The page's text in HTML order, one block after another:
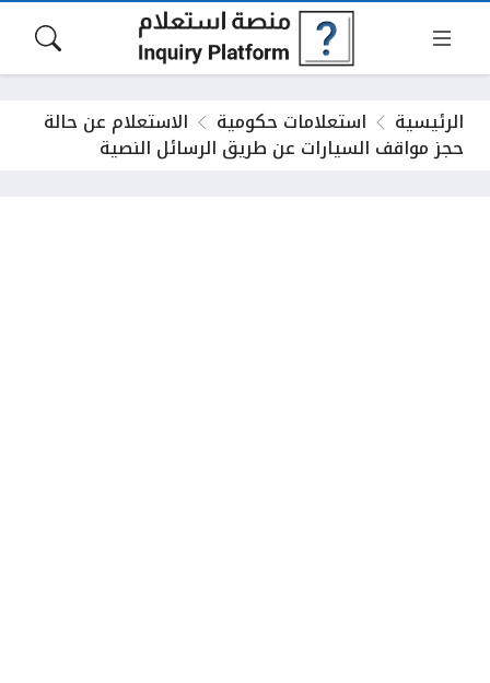
الرئيسية استعلامات حكومية الاستعلام عن حالة
حجز مواقف السيارات عن طريق الرسائل النصية